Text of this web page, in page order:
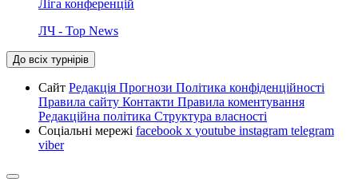
Ліга конференцій
ЛЧ - Top News
До всіх турнірів
Сайт Редакція Прогнози Політика конфіденційності
Правила сайту Контакти Правила коментування
Редакційна політика Структура власності
Соціальні мережі facebook x youtube instagram telegram
viber